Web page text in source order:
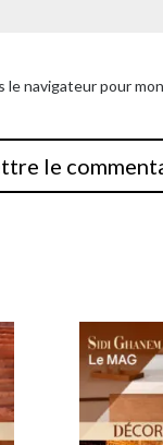
le navigateur pour mon
le